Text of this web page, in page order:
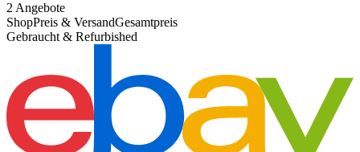
2 Angebote
ShopPreis & VersandGesamtpreis
Gebraucht & Refurbished